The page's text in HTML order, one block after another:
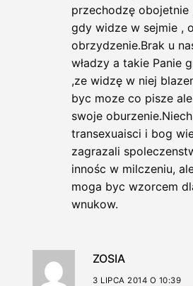
przechodzę obojetnie
gdy widze w sejmie ,
obrzydzenie.Brak u
władzy a takie Panie
,ze widzę w niej
byc moze co pisze
swoje
transexuaisci i bog
zagrazali
innośc w milczeniu,
moga byc wzorcem
wnukow.
ZOSIA
3 LIPCA 2014 O 10:39